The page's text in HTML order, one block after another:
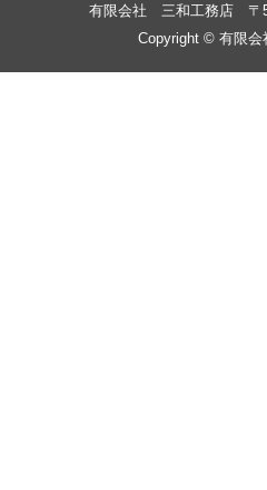
有限会社 三和工務店 〒
Copyright © 有限